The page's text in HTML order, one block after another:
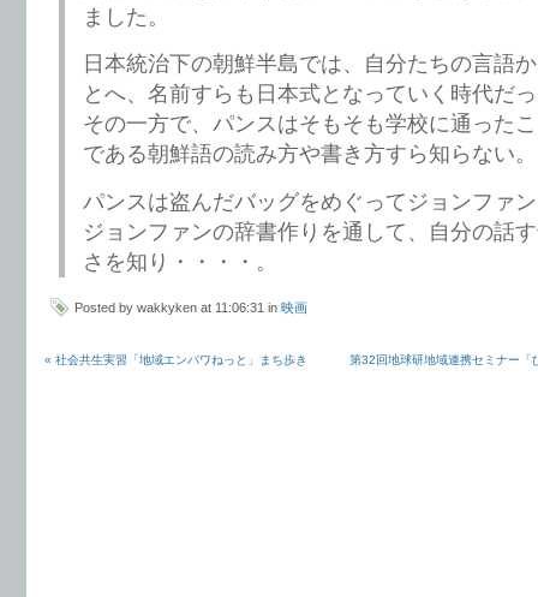
ました。
日本統治下の朝鮮半島では、自分たちの言語
とへ、名前すらも日本式となっていく時代だ
その一方で、パンスはそもそも学校に通った
である朝鮮語の読み方や書き方すら知らない。
パンスは盗んだバッグをめぐってジョンファ
ジョンファンの辞書作りを通して、自分の話
さを知り・・・・。
Posted by wakkyken at 11:06:31 in 映画
第32回地球研地域連携セミナー
« 社会共生実習「地域エンパワねっと」まち歩き